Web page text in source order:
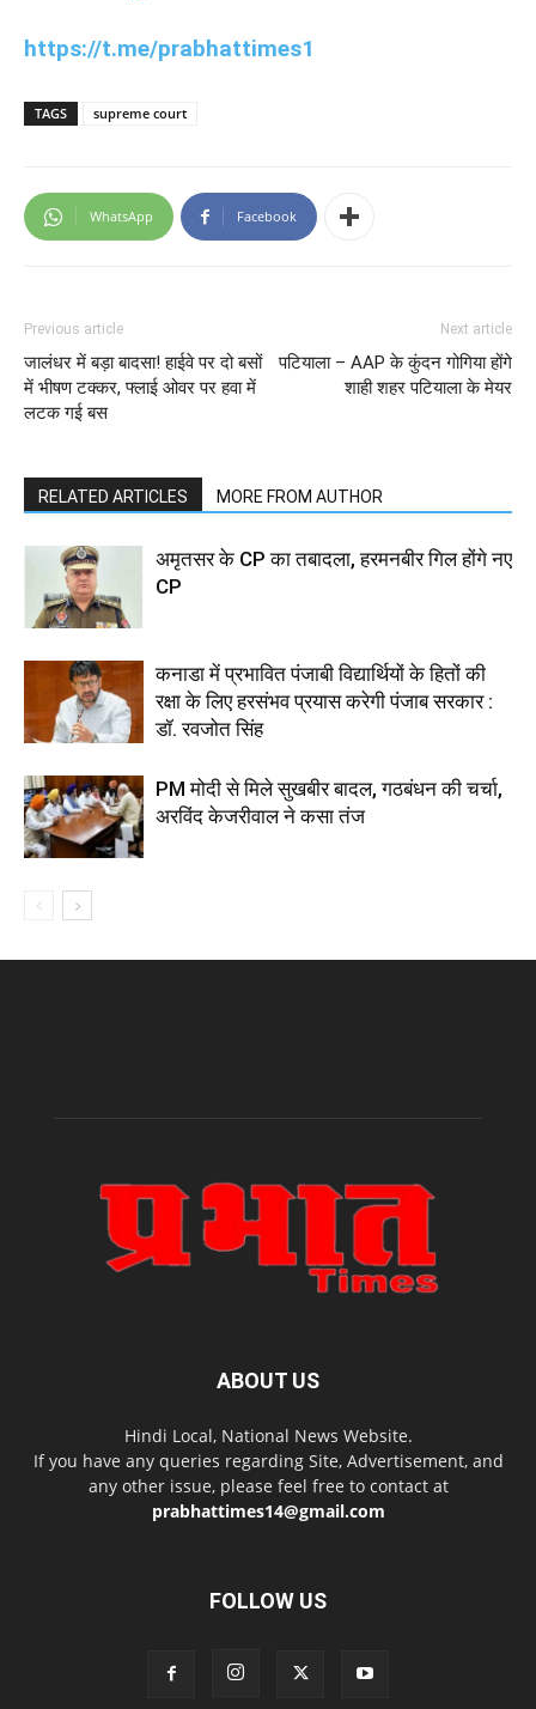
https://t.me/prabhattimes1
TAGS supreme court
WhatsApp Facebook
Previous article
जालंधर में बड़ा बादसा! हाईवे पर दो बसों
में भीषण टक्कर, फ्लाई ओवर पर हवा में
लटक गई बस
Next article
पटियाला – AAP के कुंदन गोगिया होंगे
शाही शहर पटियाला के मेयर
RELATED ARTICLES MORE FROM AUTHOR
अमृतसर के CP का तबादला, हरमनबीर गिल होंगे नए
CP
कनाडा में प्रभावित पंजाबी विद्यार्थियों के हितों की
रक्षा के लिए हरसंभव प्रयास करेगी पंजाब सरकार :
डॉ. रवजोत सिंह
PM मोदी से मिले सुखबीर बादल, गठबंधन की चर्चा,
अरविंद केजरीवाल ने कसा तंज
ABOUT US
Hindi Local, National News Website.
If you have any queries regarding Site, Advertisement, and
any other issue, please feel free to contact at
prabhattimes14@gmail.com
FOLLOW US